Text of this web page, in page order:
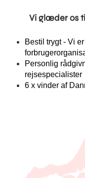
Vi glæder os
Bestil trygt - Vi
Personlig
rejsespecialister
6 x vinder af